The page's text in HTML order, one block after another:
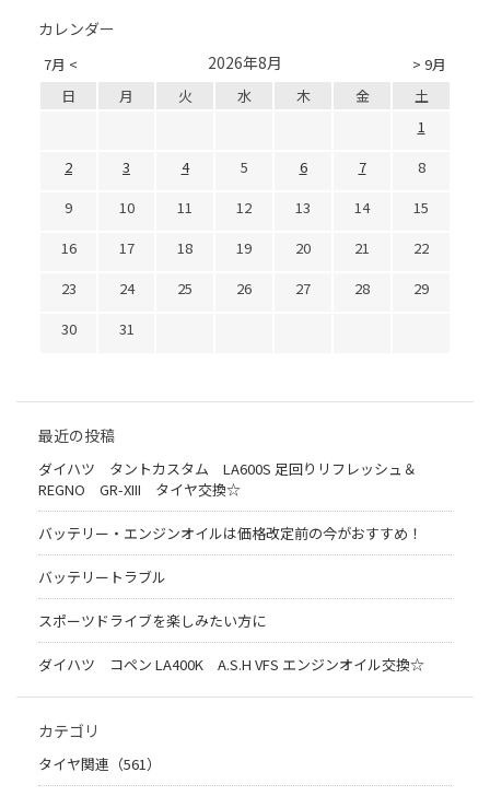
カレンダー
7月 < > 9月
2026年8月
日 月 火 水 木 金
土
1
2
3 4 5 6 7
8
9
10 11 12 13 14
15
16
17 18 19 20 21
22
23
24 25 26 27 28
29
30
31
最近の投稿
ダイハツ タントカスタム LA600S 足回りリフレッシュ＆
REGNO GR-XIII タイヤ交換☆
バッテリー・エンジンオイルは価格改定前の今がおすすめ！
バッテリートラブル
スポーツドライブを楽しみたい方に
ダイハツ コペン LA400K A.S.H VFS エンジンオイル交換☆
カテゴリ
タイヤ関連（561）